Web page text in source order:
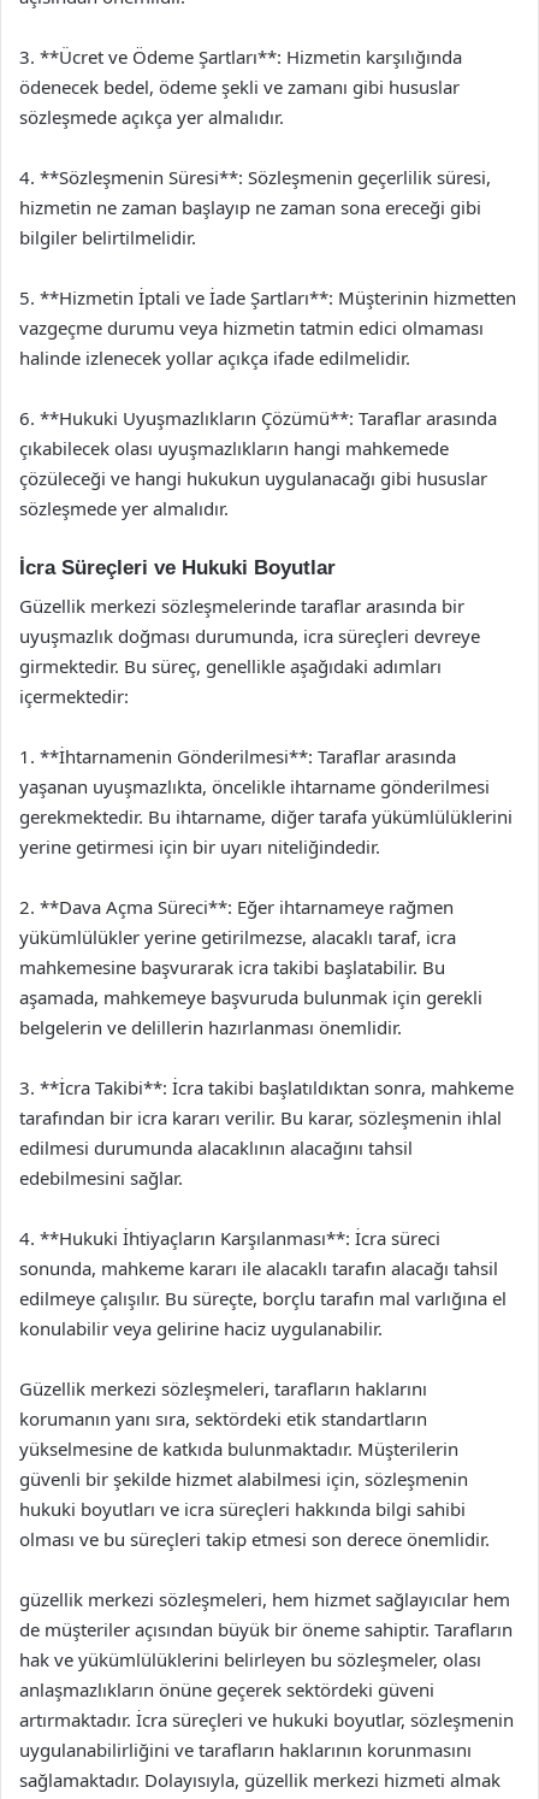
3. **Ücret ve Ödeme Şartları**: Hizmetin karşılığında
ödenecek bedel, ödeme şekli ve zamanı gibi hususlar
sözleşmede açıkça yer almalıdır.
4. **Sözleşmenin Süresi**: Sözleşmenin geçerlilik süresi,
hizmetin ne zaman başlayıp ne zaman sona ereceği gibi
bilgiler belirtilmelidir.
5. **Hizmetin İptali ve İade Şartları**: Müşterinin hizmetten
vazgeçme durumu veya hizmetin tatmin edici olmaması
halinde izlenecek yollar açıkça ifade edilmelidir.
6. **Hukuki Uyuşmazlıkların Çözümü**: Taraflar arasında
çıkabilecek olası uyuşmazlıkların hangi mahkemede
çözüleceği ve hangi hukukun uygulanacağı gibi hususlar
sözleşmede yer almalıdır.
İcra Süreçleri ve Hukuki Boyutlar
Güzellik merkezi sözleşmelerinde taraflar arasında bir
uyuşmazlık doğması durumunda, icra süreçleri devreye
girmektedir. Bu süreç, genellikle aşağıdaki adımları
içermektedir:
1. **İhtarnamenin Gönderilmesi**: Taraflar arasında
yaşanan uyuşmazlıkta, öncelikle ihtarname gönderilmesi
gerekmektedir. Bu ihtarname, diğer tarafa yükümlülüklerini
yerine getirmesi için bir uyarı niteliğindedir.
2. **Dava Açma Süreci**: Eğer ihtarnameye rağmen
yükümlülükler yerine getirilmezse, alacaklı taraf, icra
mahkemesine başvurarak icra takibi başlatabilir. Bu
aşamada, mahkemeye başvuruda bulunmak için gerekli
belgelerin ve delillerin hazırlanması önemlidir.
3. **İcra Takibi**: İcra takibi başlatıldıktan sonra, mahkeme
tarafından bir icra kararı verilir. Bu karar, sözleşmenin ihlal
edilmesi durumunda alacaklının alacağını tahsil
edebilmesini sağlar.
4. **Hukuki İhtiyaçların Karşılanması**: İcra süreci
sonunda, mahkeme kararı ile alacaklı tarafın alacağı tahsil
edilmeye çalışılır. Bu süreçte, borçlu tarafın mal varlığına el
konulabilir veya gelirine haciz uygulanabilir.
Güzellik merkezi sözleşmeleri, tarafların haklarını
korumanın yanı sıra, sektördeki etik standartların
yükselmesine de katkıda bulunmaktadır. Müşterilerin
güvenli bir şekilde hizmet alabilmesi için, sözleşmenin
hukuki boyutları ve icra süreçleri hakkında bilgi sahibi
olması ve bu süreçleri takip etmesi son derece önemlidir.
güzellik merkezi sözleşmeleri, hem hizmet sağlayıcılar hem
de müşteriler açısından büyük bir öneme sahiptir. Tarafların
hak ve yükümlülüklerini belirleyen bu sözleşmeler, olası
anlaşmazlıkların önüne geçerek sektördeki güveni
artırmaktadır. İcra süreçleri ve hukuki boyutlar, sözleşmenin
uygulanabilirliğini ve tarafların haklarının korunmasını
sağlamaktadır. Dolayısıyla, güzellik merkezi hizmeti almak